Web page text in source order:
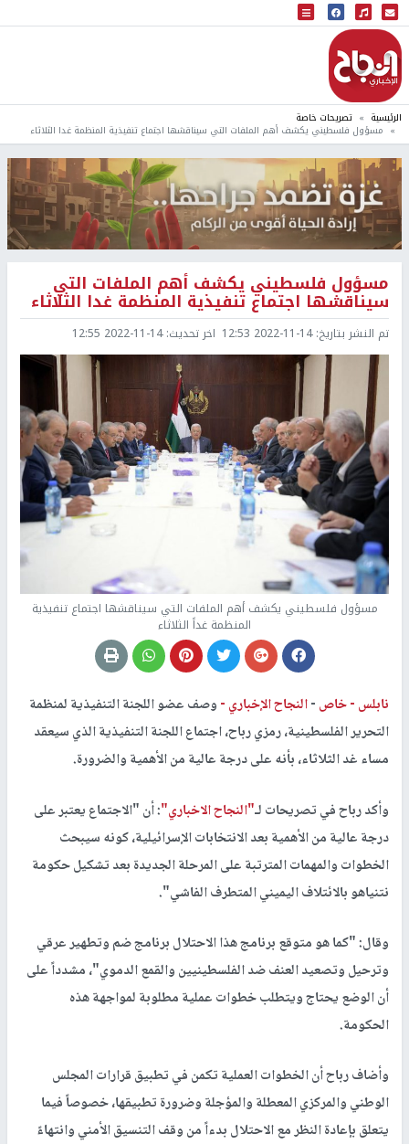
البث المباشر
إذاعة النجاح
الرئيسية تصريحات خاصة
مسؤول فلسطيني يكشف أهم الملفات التي سيناقشها اجتماع تنفيذية المنظمة غدا الثلاثاء
مسؤول فلسطيني يكشف أهم الملفات التي
سيناقشها اجتماع تنفيذية المنظمة غدا الثلاثاء
تم النشر بتاريخ:2022-11-14 12:53 اخر تحديث:2022-11-14 12:55
مسؤول فلسطيني يكشف أهم الملفات التي سيناقشها اجتماع تنفيذية
المنظمة غداً الثلاثاء
نابلس -خاص-النجاح الإخباري -وصف عضو اللجنة التنفيذية لمنظمة
التحرير الفلسطينية، رمزي رباح، اجتماع اللجنة التنفيذية الذي سيعقد
مساء غد الثلاثاء، بأنه على درجة عالية من الأهمية والضرورة.
وأكد رباح في تصريحات لـ"النجاح الاخباري": أن "الاجتماع يعتبر على
درجة عالية من الأهمية بعد الانتخابات الإسرائيلية، كونه سيبحث
الخطوات والمهمات المترتبة على المرحلة الجديدة بعد تشكيل حكومة
نتنياهو بالائتلاف اليميني المتطرف الفاشي".
وقال: "كما هو متوقع برنامج هذا الاحتلال برنامج ضم وتطهير عرقي
وترحيل وتصعيد العنف ضد الفلسطينيين والقمع الدموي"، مشدداً على
أن الوضع يحتاج ويتطلب خطوات عملية مطلوبة لمواجهة هذه
الحكومة.
وأضاف رباح أن الخطوات العملية تكمن في تطبيق قرارات المجلس
الوطني والمركزي المعطلة والمؤجلة وضرورة تطبيقها، خصوصاً فيما
يتعلق بإعادة النظر مع الاحتلال بدءاً من وقف التنسيق الأمني وانتهاءً